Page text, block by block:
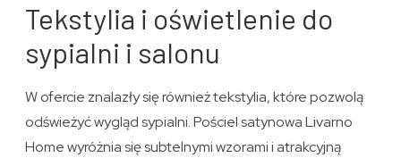
Tekstylia i oświetlenie do
sypialni i salonu
W ofercie znalazły się również tekstylia, które pozwolą
odświeżyć wygląd sypialni. Pościel satynowa Livarno
Home wyróżnia się subtelnymi wzorami i atrakcyjną